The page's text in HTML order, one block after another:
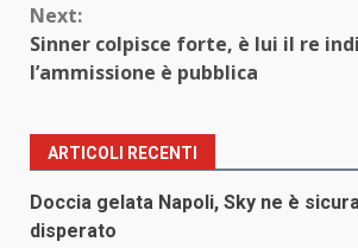
Next:
Sinner colpisce forte, è lui il re
l’ammissione è pubblica
ARTICOLI RECENTI
Doccia gelata Napoli, Sky ne è
disperato